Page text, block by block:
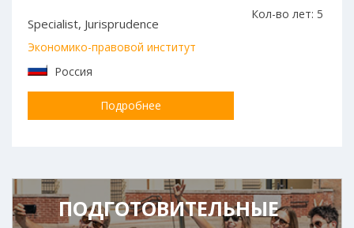
Specialist, Jurisprudence
Экономико-правовой институт
Россия
Подробнее
Кол-во лет: 5
ПОДГОТОВИТЕЛЬНЫЕ